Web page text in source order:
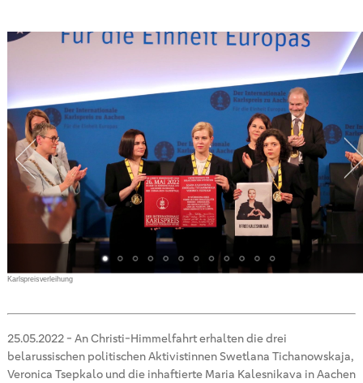
Karlspreisverleihung
25.05.2022- An Christi-Himmelfahrt erhalten die drei
belarussischen politischen Aktivistinnen Swetlana Tichanowskaja,
Veronica Tsepkalo und die inhaftierte Maria Kalesnikava in Aachen